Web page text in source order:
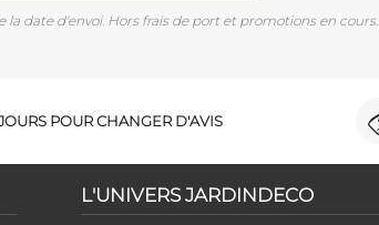
la date d'envoi. Hors frais de port et promotions en cours.
POUR CHANGER D'AVIS
L'UNIVERS JARDINDECO